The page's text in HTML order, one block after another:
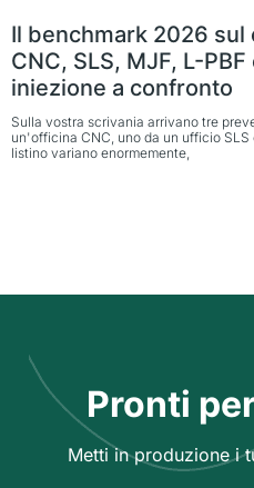
Il benchmark 2026 sul
CNC, SLS, MJF, L-
iniezione a confronto
Sulla vostra scrivania arrivano tre
un'officina CNC, uno da un ufficio
listino variano enormemente,
Pronti
Metti in produzione i